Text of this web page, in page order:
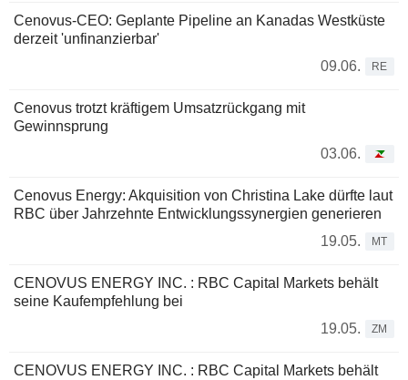
Cenovus-CEO: Geplante Pipeline an Kanadas Westküste
derzeit 'unfinanzierbar'
09.06.
RE
Cenovus trotzt kräftigem Umsatzrückgang mit
Gewinnsprung
03.06.
Cenovus Energy: Akquisition von Christina Lake dürfte laut
RBC über Jahrzehnte Entwicklungssynergien generieren
19.05.
MT
CENOVUS ENERGY INC. : RBC Capital Markets behält
seine Kaufempfehlung bei
19.05.
ZM
CENOVUS ENERGY INC. : RBC Capital Markets behält